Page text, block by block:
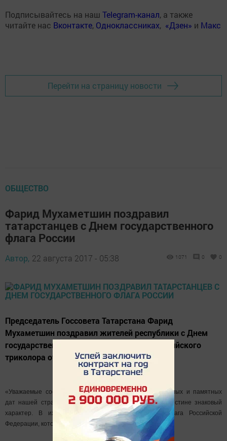
Подписывайтесь на наш Telegram-канал, а также
читайте нас Вконтакте, Одноклассниках, «Дзен» и Макс
Перейти на страницу новости
ОБЩЕСТВО
Фарид Мухаметшин поздравил
татарстанцев с Днем государственного
флага России
Автор, 22 августа 2017 - 05:38 1071 0 0
Председатель Госсовета Татарстана Фарид
Мухаметшин поздравил жителей республики с Днем
государственного флага России. День российского
триколора отмечается сегодня, 22 августа.
«Уважаемые соотечественники! В календаре праздничных и памятных
дат нашей страны есть праздники, которые носят поистине знаковый
характер. В их числе - День государственного флага Российской
Федерации, который отмечается 22 августа.